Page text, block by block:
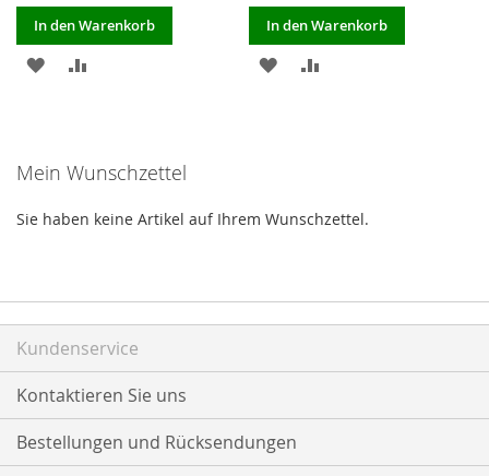
In den Warenkorb
ZUR
In den Warenkorb
ZUR
Mein Wunschzettel
Sie haben keine Artikel auf Ihrem Wunschzettel.
Kundenservice
Kontaktieren Sie uns
Bestellungen und Rücksendungen